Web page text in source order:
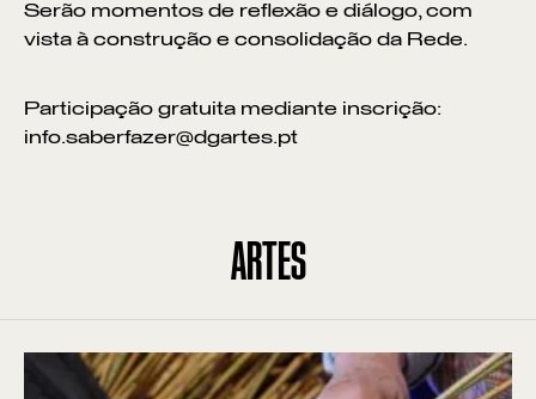
Serão momentos de reflexão e diálogo, com
vista à construção e consolidação da Rede.
Participação gratuita mediante inscrição:
info.saberfazer@dgartes.pt
ARTES